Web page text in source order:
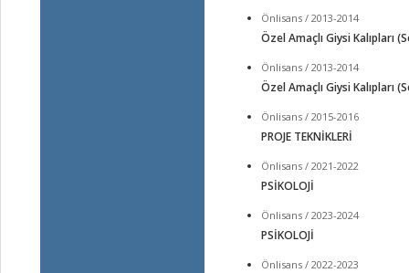
Önlisans / 2013-2014
Özel Amaçlı Giysi Kalıpları
Önlisans / 2013-2014
Özel Amaçlı Giysi Kalıpları
Önlisans / 2015-2016
PROJE TEKNİKLERİ
Önlisans / 2021-2022
PSİKOLOJİ
Önlisans / 2023-2024
PSİKOLOJİ
Önlisans / 2022-2023